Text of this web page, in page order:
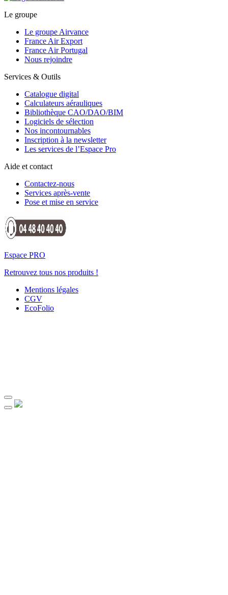
Le groupe
Le groupe Airvance
France Air Export
France Air Portugal
Nous rejoindre
Services & Outils
Catalogue digital
Calculateurs aérauliques
Bibliothèque CAO/DAO/BIM
Logiciels de sélection
Nos incontournables
Inscription à la newsletter
Les services de l’Espace Pro
Aide et contact
Contactez-nous
Services après-vente
Pose et mise en service
Espace PRO
Retrouvez tous nos produits !
Mentions légales
CGV
EcoFolio